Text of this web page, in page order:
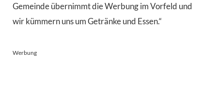
Gemeinde übernimmt die Werbung im Vorfeld und
wir kümmern uns um Getränke und Essen.“
Werbung